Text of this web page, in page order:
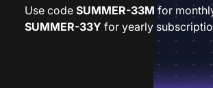
Use code SUMMER-33M for
SUMMER-33Y for yearly